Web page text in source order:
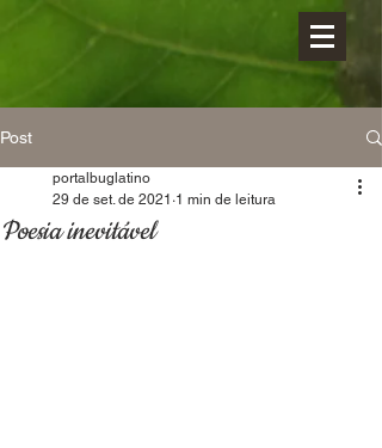
Post
Poesia inevitável
portalbuglatino
29 de set. de 2021 1 min de leitura